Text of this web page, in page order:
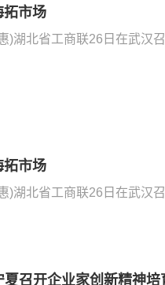
拓市场
)湖北省工商联26日在武汉
拓市场
)湖北省工商联26日在武汉
夏召开企业家创新精神